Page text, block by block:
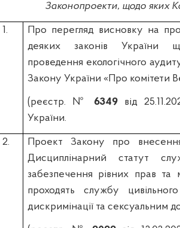
Законопроекти, щодо яких
1.
Про перегляд висновку на
деяких законів України
проведення екологічного
Закону України «Про комітети
(реєстр. № 6349 від
України.
2.
Проект Закону про
Дисциплінарний статут
забезпечення рівних прав та
проходять службу
дискримінації та сексуальним